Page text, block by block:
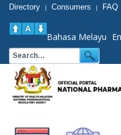
Directory | Consumers | FAQ
Bahasa Melayu